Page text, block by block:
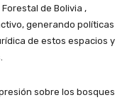
de Bolivia ,
generando políticas
de estos espacios y
sobre los bosques